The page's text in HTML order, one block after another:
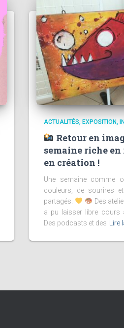
ACTUALITÉS EXPOSITION
Retour en
semaine riche
en création !
Une semaine comme
couleurs, de sourires
partagés.
Des
a pu laisser libre cours
Des podcasts et des
Lire